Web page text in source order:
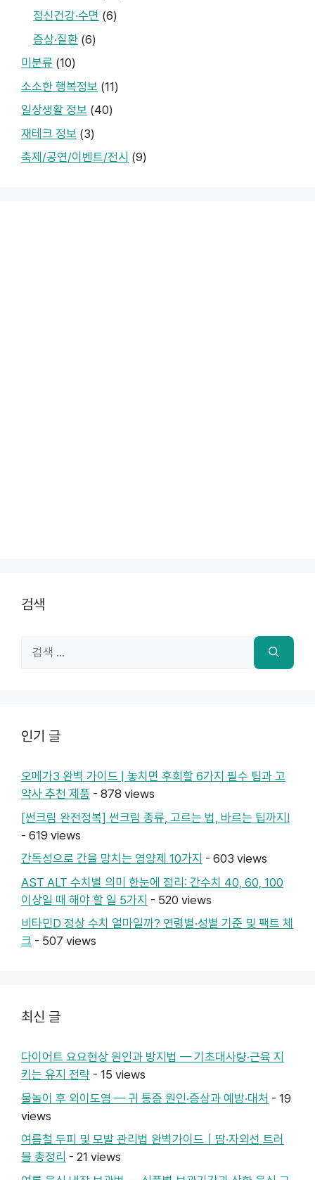
정신건강·수면 (6)
증상·질환 (6)
미분류 (10)
소소한 행복정보 (11)
일상생활 정보 (40)
재테크 정보 (3)
축제/공연/이벤트/전시 (9)
검색
인기 글
오메가3 완벽 가이드 | 놓치면 후회할 6가지 필수 팁과 고
약사 추천 제품 - 878 views
[썬크림 완전정복] 썬크림 종류, 고르는 법, 바르는 팁까지!
- 619 views
간독성으로 간을 망치는 영양제 10가지 - 603 views
AST ALT 수치별 의미 한눈에 정리: 간수치 40, 60, 100
이상일 때 해야 할 일 5가지 - 520 views
비타민D 정상 수치 얼마일까? 연령별·성별 기준 및 팩트 체
크 - 507 views
최신 글
다이어트 요요현상 원인과 방지법 — 기초대사량·근육 지
키는 유지 전략 - 15 views
물놀이 후 외이도염 — 귀 통증 원인·증상과 예방·대처 - 19
views
여름철 두피 및 모발 관리법 완벽가이드｜땀·자외선 트러
블 총정리 - 21 views